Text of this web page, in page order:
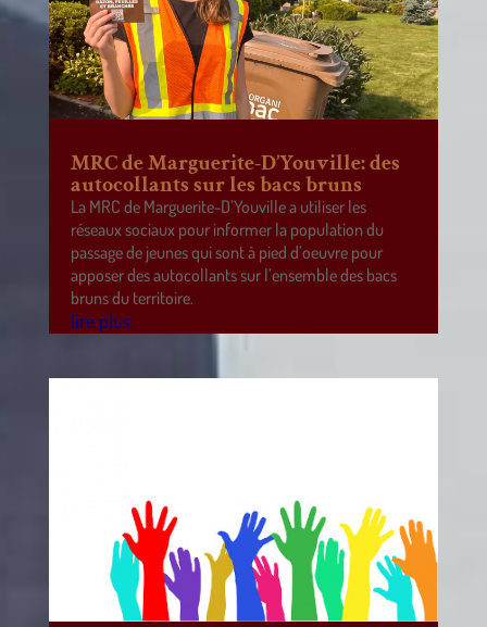
MRC de Marguerite-D’Youville: des
autocollants sur les bacs bruns
La MRC de Marguerite-D’Youville a utiliser les
réseaux sociaux pour informer la population du
passage de jeunes qui sont à pied d’oeuvre pour
apposer des autocollants sur l’ensemble des bacs
bruns du territoire.
lire plus